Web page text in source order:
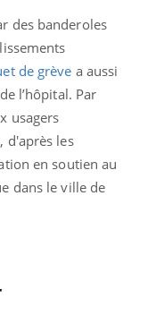
des banderoles
de grève a aussi
l’hôpital. Par
usagers
d'après les
en soutien au
dans le ville de